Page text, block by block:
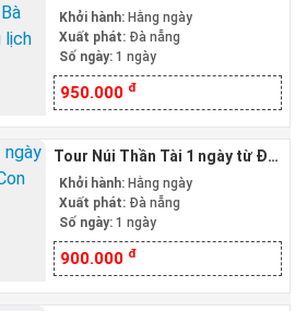
2024 Combo Vé Bà Nà Hill và
Buffet
Khởi hành: Hằng ngày
Xuất phát: Đà nẵng
Số ngày: 1 ngày
950.000 đ
Tour Núi Thần Tài 1 ngày từ Đà
Nẵng
Khởi hành: Hằng ngày
Xuất phát: Đà nẵng
Số ngày: 1 ngày
900.000 đ